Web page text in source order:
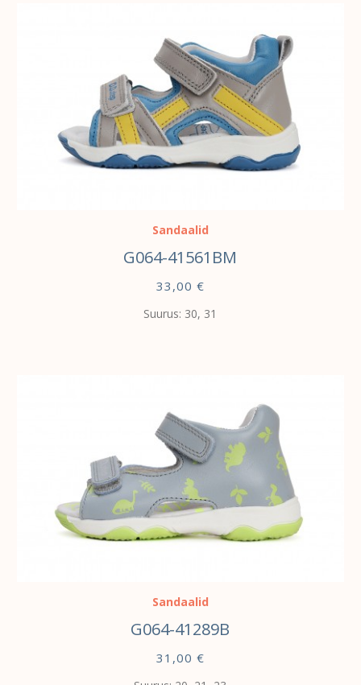
Sandaalid
G064-41561BM
33,00 €
Suurus: 30, 31
Sandaalid
G064-41289B
31,00 €